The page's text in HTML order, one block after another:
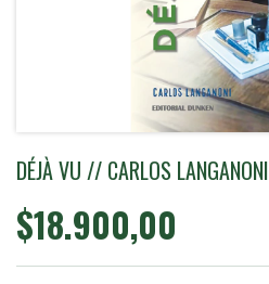
DÉJÀ VU // CARLOS LANGANONI
$18.900,00